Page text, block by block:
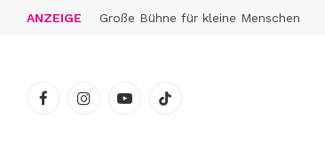
ANZEIGE
FacebookInstagramYouTubeTikTok